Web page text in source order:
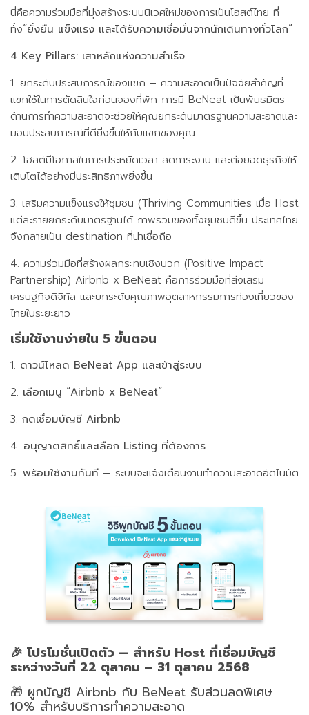
นี่คือความร่วมมือที่มุ่งสร้างระบบนิเวศใหม่ของการเป็นโฮสต์ไทย ที่
ทั้ง“ยั่งยืน แข็งแรง และได้รับความเชื่อมั่นจากนักเดินทางทั่วโลก”
4 Key Pillars: เสาหลักแห่งความสำเร็จ
1. ยกระดับประสบการณ์ของแขก – ความสะอาดเป็นปัจจัยสำคัญที่
แขกใช้ในการตัดสินใจก่อนจองที่พัก การมี BeNeat เป็นพันธมิตร
ด้านการทำความสะอาดจะช่วยให้คุณยกระดับมาตรฐานความสะอาดและ
มอบประสบการณ์ที่ดียิ่งขึ้นให้กับแขกของคุณ
2. โฮสต์มีโอกาสในการประหยัดเวลา ลดภาระงาน และต่อยอดธุรกิจให้
เติบโตได้อย่างมีประสิทธิภาพยิ่งขึ้น
3. เสริมความแข็งแรงให้ชุมชน (Thriving Communities เมื่อ Host
แต่ละรายยกระดับมาตรฐานได้ ภาพรวมของทั้งชุมชนดีขึ้น ประเทศไทย
จึงกลายเป็น destination ที่น่าเชื่อถือ
4. ความร่วมมือที่สร้างผลกระทบเชิงบวก (Positive Impact
Partnership) Airbnb x BeNeat คือการร่วมมือที่ส่งเสริม
เศรษฐกิจดิจิทัล และยกระดับคุณภาพอุตสาหกรรมการท่องเที่ยวของ
ไทยในระยะยาว
เริ่มใช้งานง่ายใน 5 ขั้นตอน
1. ดาวน์โหลด BeNeat App และเข้าสู่ระบบ
2. เลือกเมนู “Airbnb x BeNeat”
3. กดเชื่อมบัญชี Airbnb
4. อนุญาตสิทธิ์และเลือก Listing ที่ต้องการ
5. พร้อมใช้งานทันที — ระบบจะแจ้งเตือนงานทำความสะอาดอัตโนมัติ
🎉 โปรโมชั่นเปิดตัว — สำหรับ Host ที่เชื่อมบัญชี
ระหว่างวันที่ 22 ตุลาคม – 31 ตุลาคม 2568
🎁 ผูกบัญชี Airbnb กับ BeNeat รับส่วนลดพิเศษ
10% สำหรับบริการทำความสะอาด